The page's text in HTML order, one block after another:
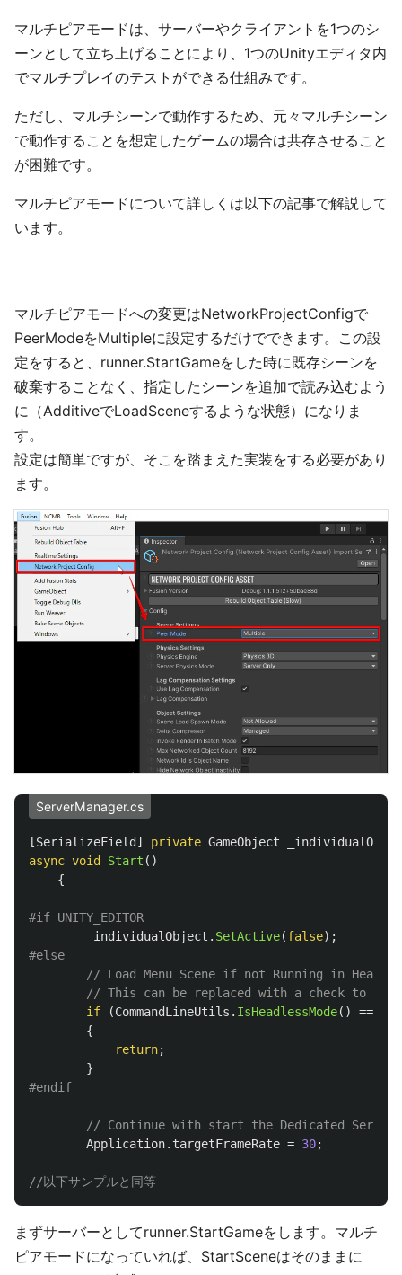
マルチピアモードは、サーバーやクライアントを1つのシ
ーンとして立ち上げることにより、1つのUnityエディタ内
でマルチプレイのテストができる仕組みです。
ただし、マルチシーンで動作するため、元々マルチシーン
で動作することを想定したゲームの場合は共存させること
が困難です。
マルチピアモードについて詳しくは以下の記事で解説して
います。
マルチピアモードへの変更はNetworkProjectConfigで
PeerModeをMultipleに設定するだけでできます。この設
定をすると、runner.StartGameをした時に既存シーンを
破棄することなく、指定したシーンを追加で読み込むよう
に（AdditiveでLoadSceneするような状態）になりま
す。
設定は簡単ですが、そこを踏まえた実装をする必要があり
ます。
ServerManager.cs
[SerializeField ] private GameObject
async void Start ()
{
_individualObject . SetActive(false);
// Load Menu Scene if not Running in
// This can be replaced with a check to
if
(CommandLineUtils . IsHeadlessMode() ==
{
return;
}
// Continue with start the Dedicated Server
Application. targetFrameRate = 30;
//以下サンプルと同等
まずサーバーとしてrunner.StartGameをします。マルチ
ピアモードになっていれば、StartSceneはそのままに